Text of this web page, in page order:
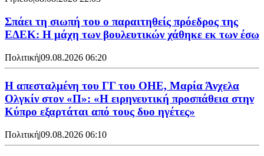
Σπάει τη σιωπή του ο παραιτηθείς πρόεδρος της
ΕΔΕΚ: Η μάχη των βουλευτικών χάθηκε εκ των έσω
Πολιτική|09.08.2026 06:20
Η απεσταλμένη του ΓΓ του ΟΗΕ, Μαρία Άνχελα
Ολγκίν στον «Π»: «Η ειρηνευτική προσπάθεια στην
Κύπρο εξαρτάται από τους δυο ηγέτες»
Πολιτική|09.08.2026 06:10